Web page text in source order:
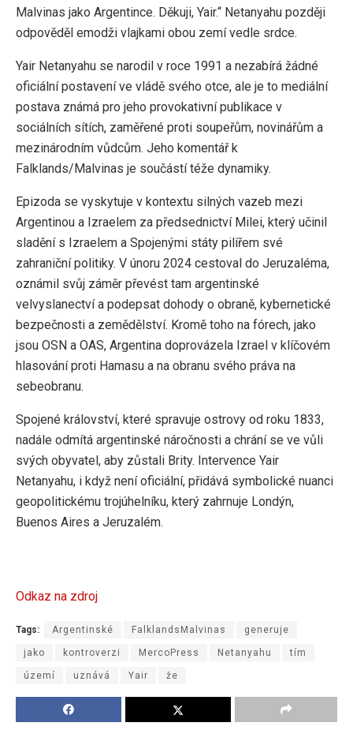
Malvinas jako Argentince. Děkuji, Yair.“ Netanyahu později
odpověděl emodži vlajkami obou zemí vedle srdce.
Yair Netanyahu se narodil v roce 1991 a nezabírá žádné
oficiální postavení ve vládě svého otce, ale je to mediální
postava známá pro jeho provokativní publikace v
sociálních sítích, zaměřené proti soupeřům, novinářům a
mezinárodním vůdcům. Jeho komentář k
Falklands/Malvinas je součástí téže dynamiky.
Epizoda se vyskytuje v kontextu silných vazeb mezi
Argentinou a Izraelem za předsednictví Milei, který učinil
sladění s Izraelem a Spojenými státy pilířem své
zahraniční politiky. V únoru 2024 cestoval do Jeruzaléma,
oznámil svůj záměr převést tam argentinské
velvyslanectví a podepsat dohody o obraně, kybernetické
bezpečnosti a zemědělství. Kromě toho na fórech, jako
jsou OSN a OAS, Argentina doprovázela Izrael v klíčovém
hlasování proti Hamasu a na obranu svého práva na
sebeobranu.
Spojené království, které spravuje ostrovy od roku 1833,
nadále odmítá argentinské náročnosti a chrání se ve vůli
svých obyvatel, aby zůstali Brity. Intervence Yair
Netanyahu, i když není oficiální, přidává symbolické nuanci
geopolitickému trojúhelníku, který zahrnuje Londýn,
Buenos Aires a Jeruzalém.
Odkaz na zdroj
Tags: Argentinské FalklandsMalvinas generuje
jako kontroverzi MercoPress Netanyahu tím
území uznává Yair že